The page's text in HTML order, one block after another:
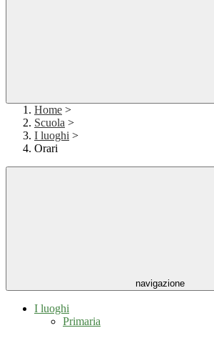
Home >
Scuola >
I luoghi >
Orari
navigazione
I luoghi
Primaria